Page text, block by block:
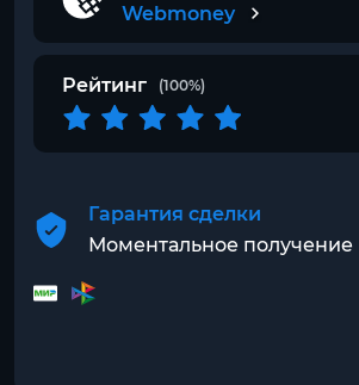
Webmoney
Рейтинг (100%)
Гарантия сделки
Моментальное получение